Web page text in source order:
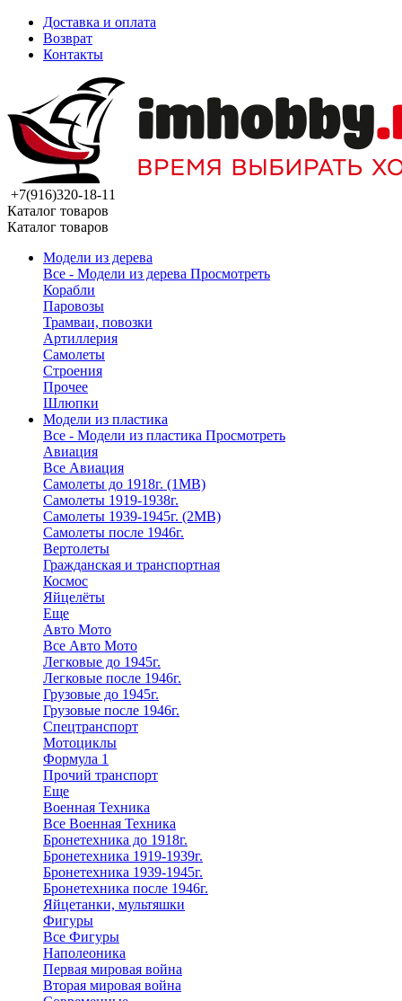
Доставка и оплата
Возврат
Контакты
+7(916)320-18-11
Каталог товаров
Каталог товаров
Модели из дерева
Все - Модели из дерева Просмотреть
Корабли
Паровозы
Трамваи, повозки
Артиллерия
Самолеты
Строения
Прочее
Шлюпки
Модели из пластика
Все - Модели из пластика Просмотреть
Авиация
Все Авиация
Самолеты до 1918г. (1МВ)
Самолеты 1919-1938г.
Самолеты 1939-1945г. (2МВ)
Самолеты после 1946г.
Вертолеты
Гражданская и транспортная
Космос
Яйцелёты
Еще
Авто Мото
Все Авто Мото
Легковые до 1945г.
Легковые после 1946г.
Грузовые до 1945г.
Грузовые после 1946г.
Спецтранспорт
Мотоциклы
Формула 1
Прочий транспорт
Еще
Военная Техника
Все Военная Техника
Бронетехника до 1918г.
Бронетехника 1919-1939г.
Бронетехника 1939-1945г.
Бронетехника после 1946г.
Яйцетанки, мультяшки
Фигуры
Все Фигуры
Наполеоника
Первая мировая война
Вторая мировая война